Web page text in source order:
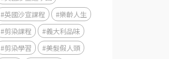
#英國沙宣課程
#樂齡人生
#剪染課程
#義大利品味
#剪染學習
#美髮假人頭